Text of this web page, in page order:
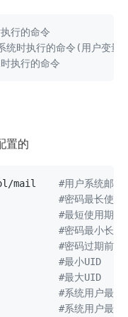
行的命令
统时执行的命令(用户变量)
执行的命令
置的
mail #用户系统邮件
9999 #密码最长使用
0 #最短使用期
5 #密码最小长度
7 #密码过期前
1000 #最小UID
#最大UID
201 #系统用户最小
999 #系统用户最